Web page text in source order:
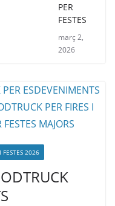
PER
FESTES
març 2,
2026
FESTES 2026